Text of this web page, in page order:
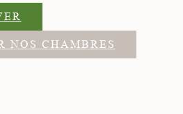
NOS CHAMBRES